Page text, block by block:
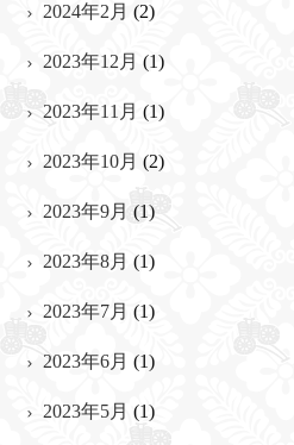
2024年2月 (2)
2023年12月 (1)
2023年11月 (1)
2023年10月 (2)
2023年9月 (1)
2023年8月 (1)
2023年7月 (1)
2023年6月 (1)
2023年5月 (1)